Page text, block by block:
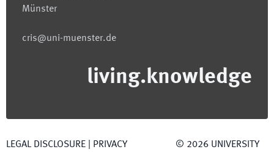
Münster
cris@uni-muenster.de
living.knowledge
LEGAL DISCLOSURE PRIVACY © 2026 UNIVERSITY